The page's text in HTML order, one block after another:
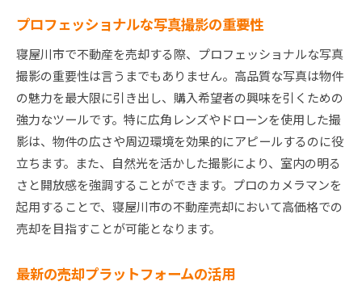
プロフェッショナルな写真撮影の重要性
寝屋川市で不動産を売却する際、プロフェッショナルな写真
撮影の重要性は言うまでもありません。高品質な写真は物件
の魅力を最大限に引き出し、購入希望者の興味を引くための
強力なツールです。特に広角レンズやドローンを使用した撮
影は、物件の広さや周辺環境を効果的にアピールするのに役
立ちます。また、自然光を活かした撮影により、室内の明る
さと開放感を強調することができます。プロのカメラマンを
起用することで、寝屋川市の不動産売却において高価格での
売却を目指すことが可能となります。
最新の売却プラットフォームの活用